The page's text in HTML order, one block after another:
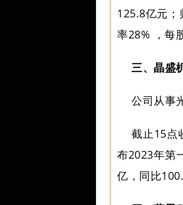
125.8亿元
率28% ，每
三、晶盛
公司从事
截止15点
布2023年第
亿，同比